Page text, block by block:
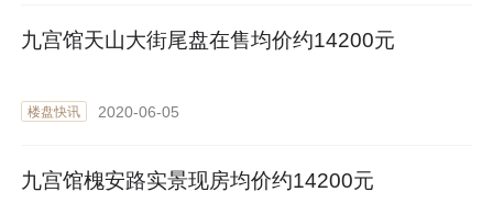
九宫馆天山大街尾盘在售均价约14200元
楼盘快讯 2020-06-05
九宫馆槐安路实景现房均价约14200元